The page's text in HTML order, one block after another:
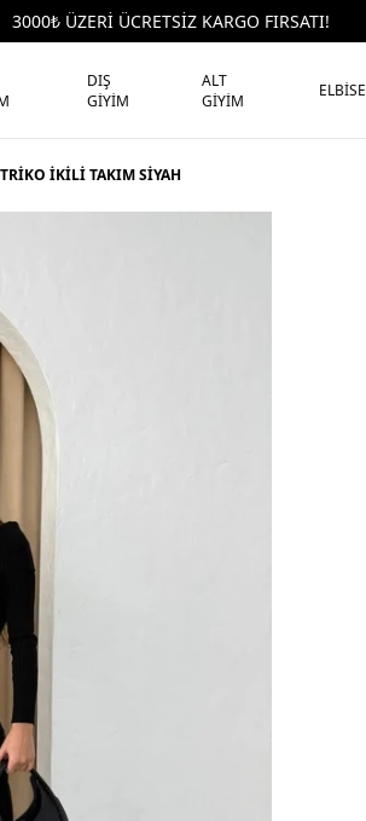
3000₺ ÜZERİ ÜCRETSİZ KARGO FIRSATI!
DIŞ
GİYİM
ALT
GİYİM
ELBİSE
İKİLİ TAKIM SİYAH